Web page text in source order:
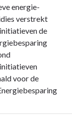
energie-
verstrekt
de
voor de